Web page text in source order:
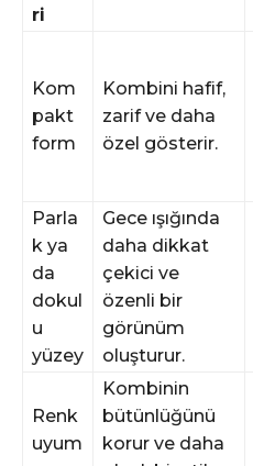
ri
Kom
pakt
form
Kombini hafif,
zarif ve daha
özel gösterir.
Parla
k ya
da
dokul
u
yüzey
Gece ışığında
daha dikkat
çekici ve
özenli bir
görünüm
oluşturur.
Renk
uyum
Kombinin
bütünlüğünü
korur ve daha